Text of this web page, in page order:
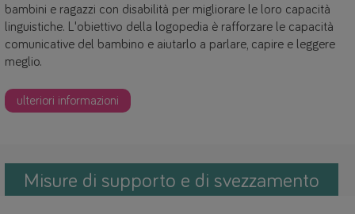
bambini e ragazzi con disabilità per migliorare le loro capacità
linguistiche. L'obiettivo della logopedia è rafforzare le capacità
comunicative del bambino e aiutarlo a parlare, capire e leggere
meglio.
ulteriori informazioni
Misure di supporto e di svezzamento